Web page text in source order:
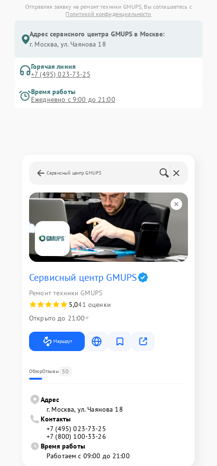
Отправляя заявку на ремонт техники GMUPS, Вы соглашаетесь с
Политикой конфиденциальности
Адрес сервисного центра GMUPS в Москве:
г. Москва, ул. Чаянова 18
Горячая линия
+7 (495) 023-73-25
Время работы
Ежедневно с 9:00 до 21:00
Сервисный центр GMUPS
Сервисный центр GMUPS
Ремонт техники GMUPS
5,041 оценки
Открыто до 21:00
Маршрут
ОбзорОтзывы 50
Адрес
г. Москва, ул. Чаянова 18
Контакты
+7 (495) 023-73-25
+7 (800) 100-33-26
Время работы
Работаем с 09:00 до 21:00